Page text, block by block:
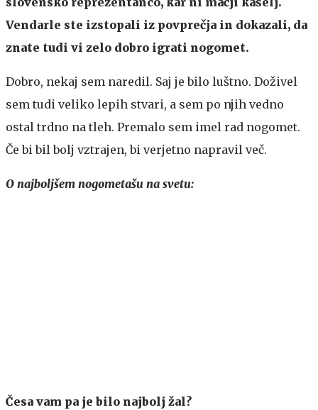
Vendarle ste izstopali iz povprečja in dokazali, da
znate tudi vi zelo dobro igrati nogomet.
Dobro, nekaj sem naredil. Saj je bilo luštno. Doživel
sem tudi veliko lepih stvari, a sem po njih vedno
ostal trdno na tleh. Premalo sem imel rad nogomet.
Če bi bil bolj vztrajen, bi verjetno napravil več.
O najboljšem nogometašu na svetu:
Česa vam pa je bilo najbolj žal?